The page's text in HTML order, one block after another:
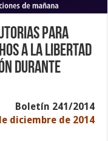
para
a la libertad
durante
Boletín 241/2014
diciembre de 2014